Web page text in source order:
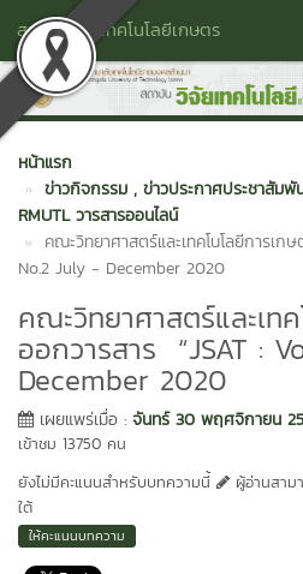
สถาบันวิจัยเทคโนโลยีเกษตร
หน้าแรก
ข่าวกิจกรรม , ข่าวประกาศประชาสัมพั
RMUTL วารสารออนไลน์
คณะวิทยาศาสตร์และเทคโนโลยีการเก
No.2 July - December 2020
คณะวิทยาศาสตร์และเท
ออกวารสาร “JSAT :
December 2020
เผยแพร่เมื่อ : จันทร์ 30 พฤศจิกายน
เข้าชม 13750 คน
ยังไม่มีคะแนนสำหรับบทความนี้
ผู้อ่านสาม
ใต้
ให้คะแนนบทความ